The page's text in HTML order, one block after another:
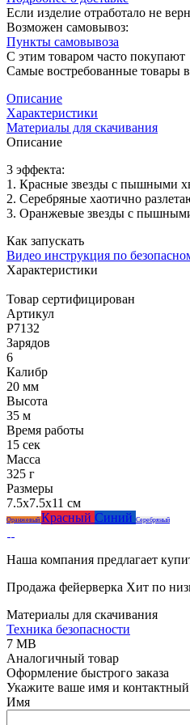
Если изделие отработало не
Возможен самовывоз:
Пункты самовывоза
С этим товаром часто покупают
Самые востребованные товары
Описание
Характеристики
Материалы для скачивания
Описание
3 эффекта:
1. Красные звезды с пышными
2. Серебряные хаотично
3. Оранжевые звезды с пышными
Как запускать
Видео инструкция по
Характеристики
Товар сертифицирован
Артикул
Р7132
Зарядов
6
Калибр
20 мм
Высота
35 м
Время работы
15 сек
Масса
325 г
Размеры
7.5x7.5x11 см
Оранжевый Красный Синий Серебряный
Наша компания предлагает
Продажа фейерверка Хит по
Материалы для скачивания
Техника безопасности
7 MB
Аналогичный товар
Оформление быстрого заказа
Укажите ваше имя и
Имя